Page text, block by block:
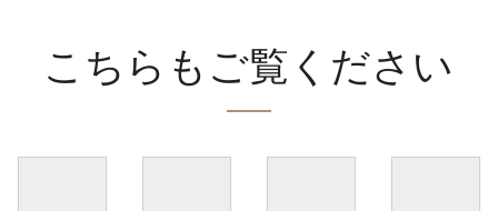
こちらもご覧ください